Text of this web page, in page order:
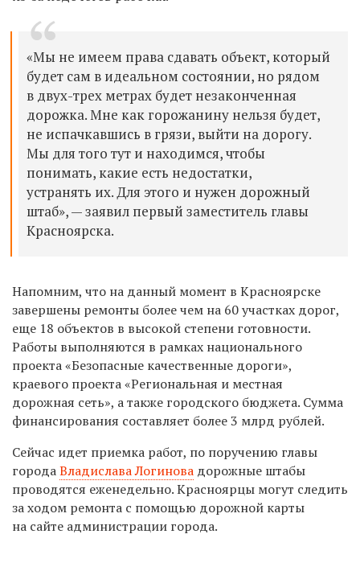
«Мы не имеем права сдавать объект, который
будет сам в идеальном состоянии, но рядом
в двух-трех метрах будет незаконченная
дорожка. Мне как горожанину нельзя будет,
не испачкавшись в грязи, выйти на дорогу.
Мы для того тут и находимся, чтобы
понимать, какие есть недостатки,
устранять их. Для этого и нужен дорожный
штаб», — заявил первый заместитель главы
Красноярска.
Напомним, что на данный момент в Красноярске
завершены ремонты более чем на 60 участках дорог,
еще 18 объектов в высокой степени готовности.
Работы выполняются в рамках национального
проекта «Безопасные качественные дороги»,
краевого проекта «Региональная и местная
дорожная сеть», а также городского бюджета. Сумма
финансирования составляет более 3 млрд рублей.
Сейчас идет приемка работ, по поручению главы
городаВладислава Логинова дорожные штабы
проводятся еженедельно. Красноярцы могут следить
за ходом ремонта с помощью дорожной карты
на сайте администрации города.​